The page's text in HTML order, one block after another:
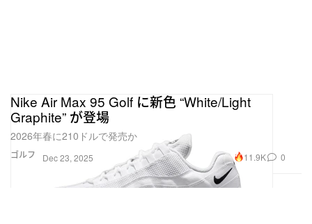
ゴルフ
Nike Air Max 95 Golf に新色 “White/Light
Graphite” が登場
2026年春に210ドルで発売か
Dec 23, 2025 11.9K 0